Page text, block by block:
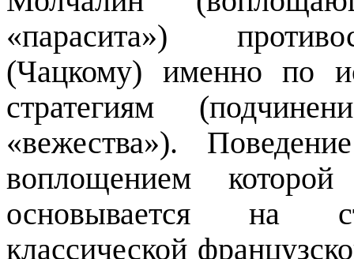
«парасита»)
(Чацкому) именно по
стратегиям
«вежества»).
воплощением
основывается на
классической